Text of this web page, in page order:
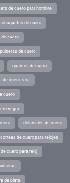
de cuero para hombre
chaquetas de cuero
de cuero
de cuero
guantes de cuero
de cuero zara
cuero
negra
delantales de cuero
correas de cuero para relojes
de cuero para reloj
de plata